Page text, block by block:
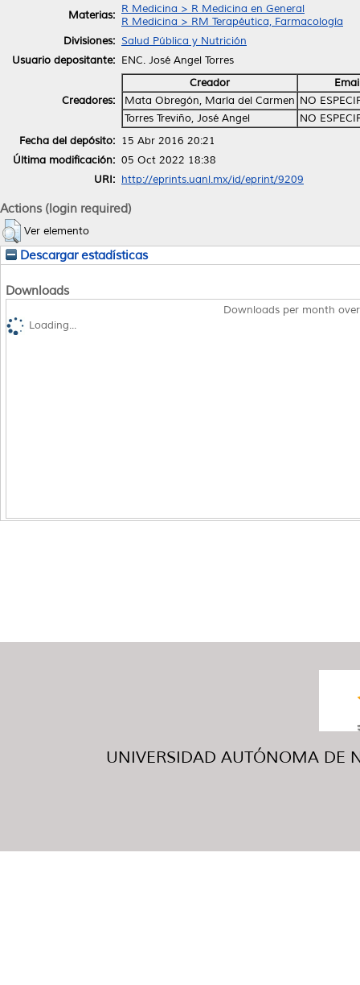
Materias: R Medicina > R Medicina en General
R Medicina > RM Terapéutica, Farmacología
Divisiones: Salud Pública y Nutrición
Usuario depositante: ENC. José Angel Torres
Creadores:
Creador
Mata Obregón, María del Carmen NO
Torres Treviño, José Angel
NO
Fecha del depósito: 15 Abr 2016 20:21
Última modificación: 05 Oct 2022 18:38
URI: http://eprints.uanl.mx/id/eprint/9209
Actions (login required)
Ver elemento
Descargar estadísticas
Downloads
Downloads per month
Loading...
UNIVERSIDAD AUTÓNOMA DE